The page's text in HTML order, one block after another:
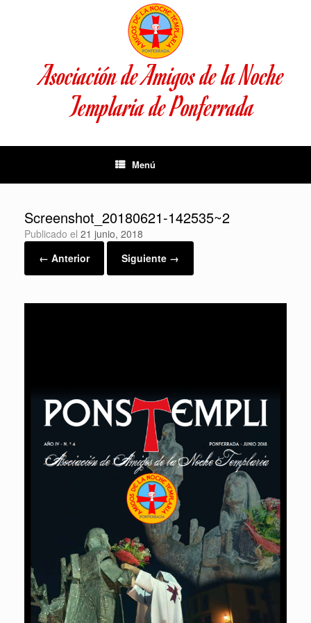
Asociación de Amigos de la Noche
Templaria de Ponferrada
Menú
Screenshot_20180621-142535~2
Publicado el 21 junio, 2018
← Anterior
Siguiente →